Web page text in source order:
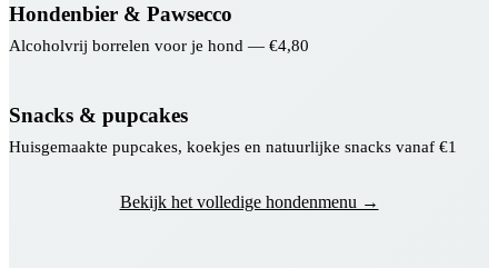
Hondenbier & Pawsecco
Alcoholvrij borrelen voor je hond — €4,80
Snacks & pupcakes
Huisgemaakte pupcakes, koekjes en natuurlijke snacks vanaf €1
Bekijk het volledige hondenmenu →